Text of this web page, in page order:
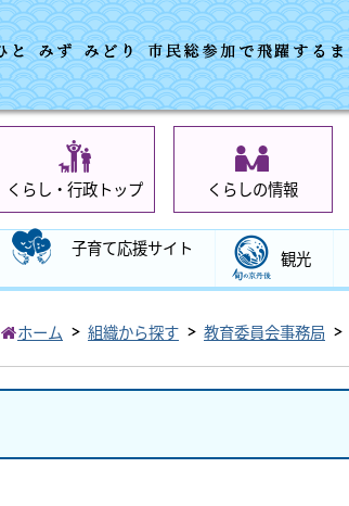
くらし・行政トップ くらしの情報
子育て応援サイト 観光
ホーム 組織から探す 教育委員会事務局